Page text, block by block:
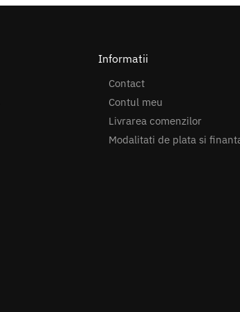
Informatii
Contact
Contul meu
Livrarea comenzilor
Modalitati de plata si